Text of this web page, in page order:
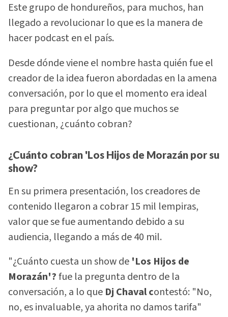
Este grupo de hondureños, para muchos, han
llegado a revolucionar lo que es la manera de
hacer podcast en el país.
Desde dónde viene el nombre hasta quién fue el
creador de la idea fueron abordadas en la amena
conversación, por lo que el momento era ideal
para preguntar por algo que muchos se
cuestionan, ¿cuánto cobran?
¿Cuánto cobran 'Los Hijos de Morazán por su
show?
En su primera presentación, los creadores de
contenido llegaron a cobrar 15 mil lempiras,
valor que se fue aumentando debido a su
audiencia, llegando a más de 40 mil.
"¿Cuánto cuesta un show de 'Los Hijos de
Morazán'?fue la pregunta dentro de la
conversación, a lo que Dj Chaval contestó: "No,
no, es invaluable, ya ahorita no damos tarifa"